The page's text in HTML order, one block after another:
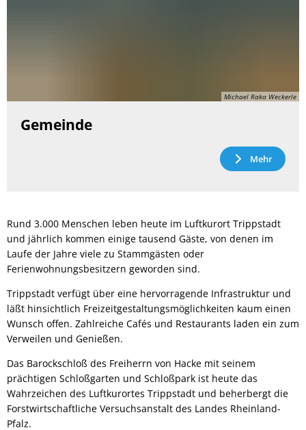
Michael Raka Weckerle
Gemeinde
Mehr
Rund 3.000 Menschen leben heute im Luftkurort Trippstadt
und jährlich kommen einige tausend Gäste, von denen im
Laufe der Jahre viele zu Stammgästen oder
Ferienwohnungsbesitzern geworden sind.
Trippstadt verfügt über eine hervorragende Infrastruktur und
läßt hinsichtlich Freizeitgestaltungsmöglichkeiten kaum einen
Wunsch offen. Zahlreiche Cafés und Restaurants laden ein zum
Verweilen und Genießen.
Das Barockschloß des Freiherrn von Hacke mit seinem
prächtigen Schloßgarten und Schloßpark ist heute das
Wahrzeichen des Luftkurortes Trippstadt und beherbergt die
Forstwirtschaftliche Versuchsanstalt des Landes Rheinland-
Pfalz.